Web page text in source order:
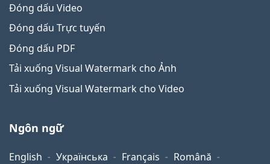
Đóng dấu Video
Đóng dấu Trực tuyến
Đóng dấu PDF
Tải xuống Visual Watermark cho Ảnh
Tải xuống Visual Watermark cho Video
Ngôn ngữ
English Українська Français
Română